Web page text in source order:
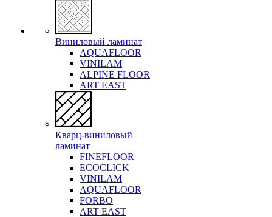
Виниловый ламинат
AQUAFLOOR
VINILAM
ALPINE FLOOR
ART EAST
Кварц-виниловый
ламинат
FINEFLOOR
ECOCLICK
VINILAM
AQUAFLOOR
FORBO
ART EAST